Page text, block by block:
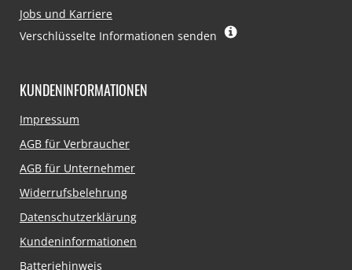
Jobs und Karriere
Verschlüsselte Informationen senden
KUNDENINFORMATIONEN
Navigation
Impressum
AGB für Verbraucher
AGB für Unternehmer
Widerrufsbelehrung
Datenschutzerklärung
Kundeninformationen
Batteriehinweis